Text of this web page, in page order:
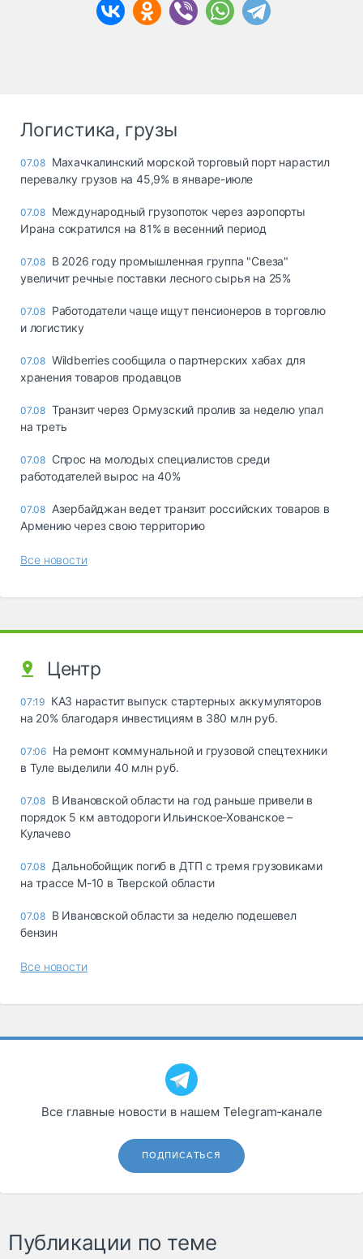
Логистика, грузы
07.08 Махачкалинский морской торговый порт нарастил
перевалку грузов на 45,9% в январе-июле
07.08 Международный грузопоток через аэропорты
Ирана сократился на 81% в весенний период
07.08 В 2026 году промышленная группа "Свеза"
увеличит речные поставки лесного сырья на 25%
07.08 Работодатели чаще ищут пенсионеров в торговлю
и логистику
07.08 Wildberries сообщила о партнерских хабах для
хранения товаров продавцов
07.08 Транзит через Ормузский пролив за неделю упал
на треть
07.08 Спрос на молодых специалистов среди
работодателей вырос на 40%
07.08 Азербайджан ведет транзит российских товаров в
Армению через свою территорию
Все новости
Центр
07:19 КАЗ нарастит выпуск стартерных аккумуляторов
на 20% благодаря инвестициям в 380 млн руб.
07:06 На ремонт коммунальной и грузовой спецтехники
в Туле выделили 40 млн руб.
07.08 В Ивановской области на год раньше привели в
порядок 5 км автодороги Ильинское-Хованское –
Кулачево
07.08 Дальнобойщик погиб в ДТП с тремя грузовиками
на трассе М-10 в Тверской области
07.08 В Ивановской области за неделю подешевел
бензин
Все новости
Все главные новости в нашем Telegram‑канале
ПОДПИСАТЬСЯ
Публикации по теме